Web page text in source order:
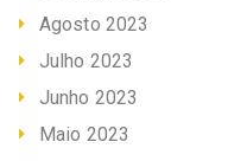
Agosto 2023
Julho 2023
Junho 2023
Maio 2023